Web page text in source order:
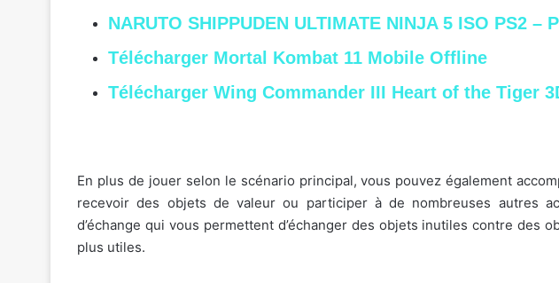
NARUTO SHIPPUDEN ULTIMATE NINJA 5 ISO PS2 –
Télécharger Mortal Kombat 11 Mobile Offline
Télécharger Wing Commander III Heart of the Tiger
En plus de jouer selon le scénario principal, vous pouvez également
recevoir des objets de valeur ou participer à de nombreuses autres
d’échange qui vous permettent d’échanger des objets inutiles contre des
plus utiles.